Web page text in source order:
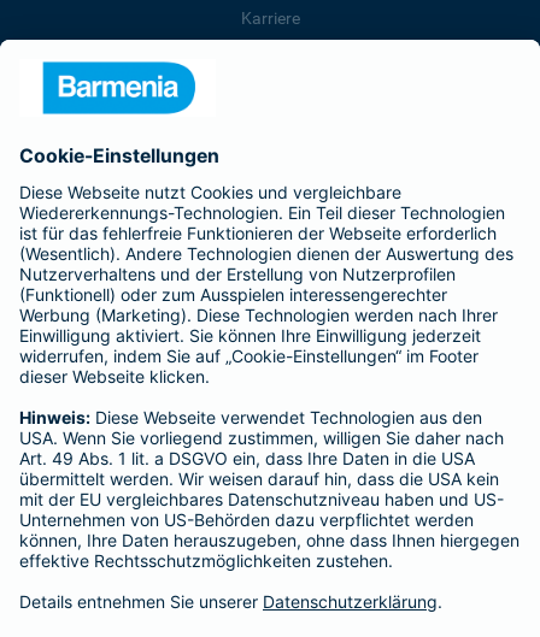
Karriere
Barmenia ist Teil der BarmeniaGothaer
BELIEBTE SEITEN
Kranken-Zusatzversicherung
Tierversicherungen
Haftpflichtversicherung
Hausratversicherung
Adresse ändern
Schaden melden
Kilometerstandsmeldung
Serviceübersicht